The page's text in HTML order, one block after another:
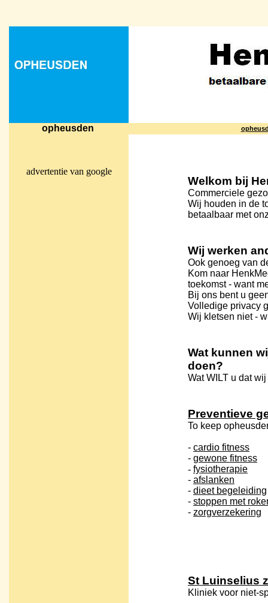
opheusden
advertentie van google
Welkom bij
Commerciele
Wij houden in de
betaalbaar met
Wij werken
Ook genoeg van
Kom naar
toekomst - want
Bij ons bent u
Volledige privacy
Wij kletsen niet -
Wat kunnen
doen?
Wat WILT u dat
Preventieve
To keep
- cardio fitness
- gewone fitness
- fysiotherapie
- afslanken
- dieet begeleiding
- stoppen met
- zorgverzekering
St Luinselius
Kliniek voor niet-